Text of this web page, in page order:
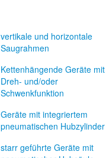
vertikale und horizontale
Saugrahmen
Kettenhängende Geräte mit
Dreh- und/oder
Schwenkfunktion
Geräte mit integriertem
pneumatischen Hubzylinder
starr geführte Geräte mit